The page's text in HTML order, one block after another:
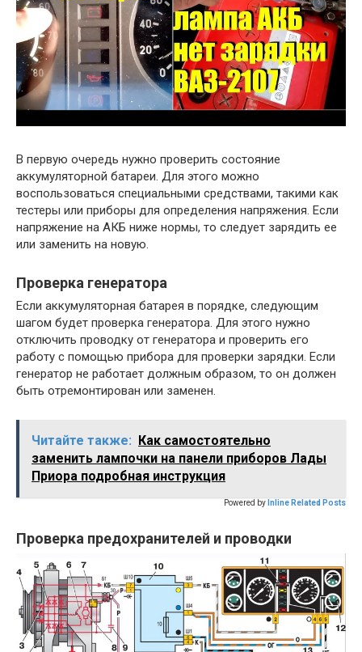
В первую очередь нужно проверить состояние
аккумуляторной батареи. Для этого можно
воспользоваться специальными средствами, такими как
тестеры или приборы для определения напряжения. Если
напряжение на АКБ ниже нормы, то следует зарядить ее
или заменить на новую.
Проверка генератора
Если аккумуляторная батарея в порядке, следующим
шагом будет проверка генератора. Для этого нужно
отключить проводку от генератора и проверить его
работу с помощью прибора для проверки зарядки. Если
генератор не работает должным образом, то он должен
быть отремонтирован или заменен.
Читайте также:
Как самостоятельно
заменить лампочки на панели приборов Лады
Приора подробная инструкция
Powered by Inline Related Posts
Проверка предохранителей и проводки